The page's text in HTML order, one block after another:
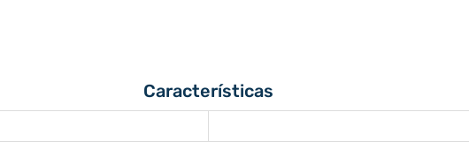
Características